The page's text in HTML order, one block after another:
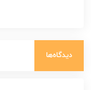
دیدگاه‌ها